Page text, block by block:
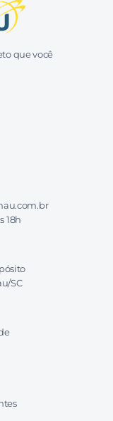
que você
18h
SC